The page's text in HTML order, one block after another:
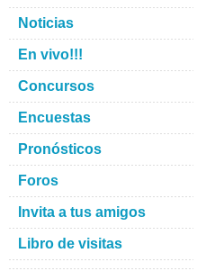
Noticias
En vivo!!!
Concursos
Encuestas
Pronósticos
Foros
Invita a tus amigos
Libro de visitas